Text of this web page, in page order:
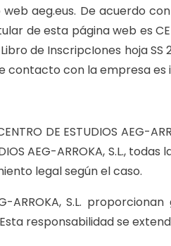
aeg.eus. De acuerdo
de esta página web es
de InscripcIones hoja
con la empresa es
DE ESTUDIOS AEG-
AEG-ARROKA, S.L.,
legal según el caso.
ARROKA, S.L.
responsabilidad se